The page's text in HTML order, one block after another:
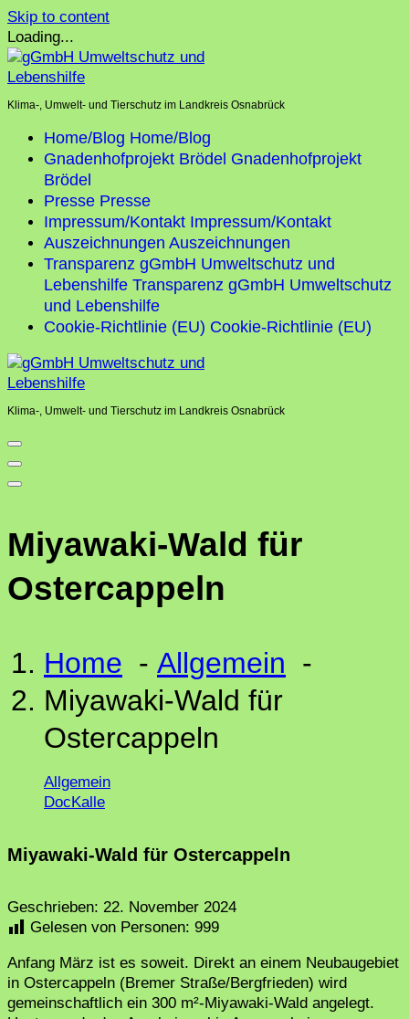
Skip to content
Loading...
Klima-, Umwelt- und Tierschutz im Landkreis Osnabrück
Home/Blog Home/Blog
Gnadenhofprojekt Brödel Gnadenhofprojekt
Brödel
Presse Presse
Impressum/Kontakt Impressum/Kontakt
Auszeichnungen Auszeichnungen
Transparenz gGmbH Umweltschutz und
Lebenshilfe Transparenz gGmbH Umweltschutz
und Lebenshilfe
Cookie-Richtlinie (EU) Cookie-Richtlinie (EU)
Klima-, Umwelt- und Tierschutz im Landkreis Osnabrück
Miyawaki-Wald für
Ostercappeln
Home - Allgemein -
Miyawaki-Wald für
Ostercappeln
Allgemein
DocKalle
Miyawaki-Wald für Ostercappeln
Geschrieben: 22. November 2024
Gelesen von Personen: 999
Anfang März ist es soweit. Direkt an einem Neubaugebiet
in Ostercappeln (Bremer Straße/Bergfrieden) wird
gemeinschaftlich ein 300 m²-Miyawaki-Wald angelegt.